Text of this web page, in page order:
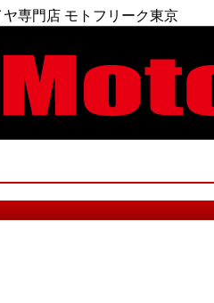
専門店 モトフリーク東京